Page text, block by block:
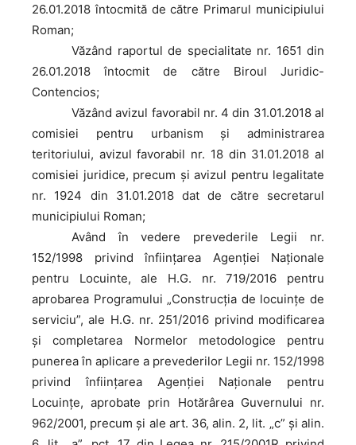
26.01.2018 întocmită de către Primarul municipiului
Roman;
Văzând raportul de specialitate nr. 1651 din
26.01.2018 întocmit de către Biroul Juridic-
Contencios;
Văzând avizul favorabil nr. 4 din 31.01.2018 al
comisiei pentru urbanism şi administrarea
teritoriului, avizul favorabil nr. 18 din 31.01.2018 al
comisiei juridice, precum şi avizul pentru legalitate
nr. 1924 din 31.01.2018 dat de către secretarul
municipiului Roman;
Având în vedere prevederile Legii nr.
152/1998 privind înfiinţarea Agenţiei Naţionale
pentru Locuinte, ale H.G. nr. 719/2016 pentru
aprobarea Programului „Construcţia de locuinţe de
serviciu”, ale H.G. nr. 251/2016 privind modificarea
şi completarea Normelor metodologice pentru
punerea în aplicare a prevederilor Legii nr. 152/1998
privind înfiinţarea Agenţiei Naţionale pentru
Locuinţe, aprobate prin Hotărârea Guvernului nr.
962/2001, precum şi ale art. 36, alin. 2, lit. „c” și alin.